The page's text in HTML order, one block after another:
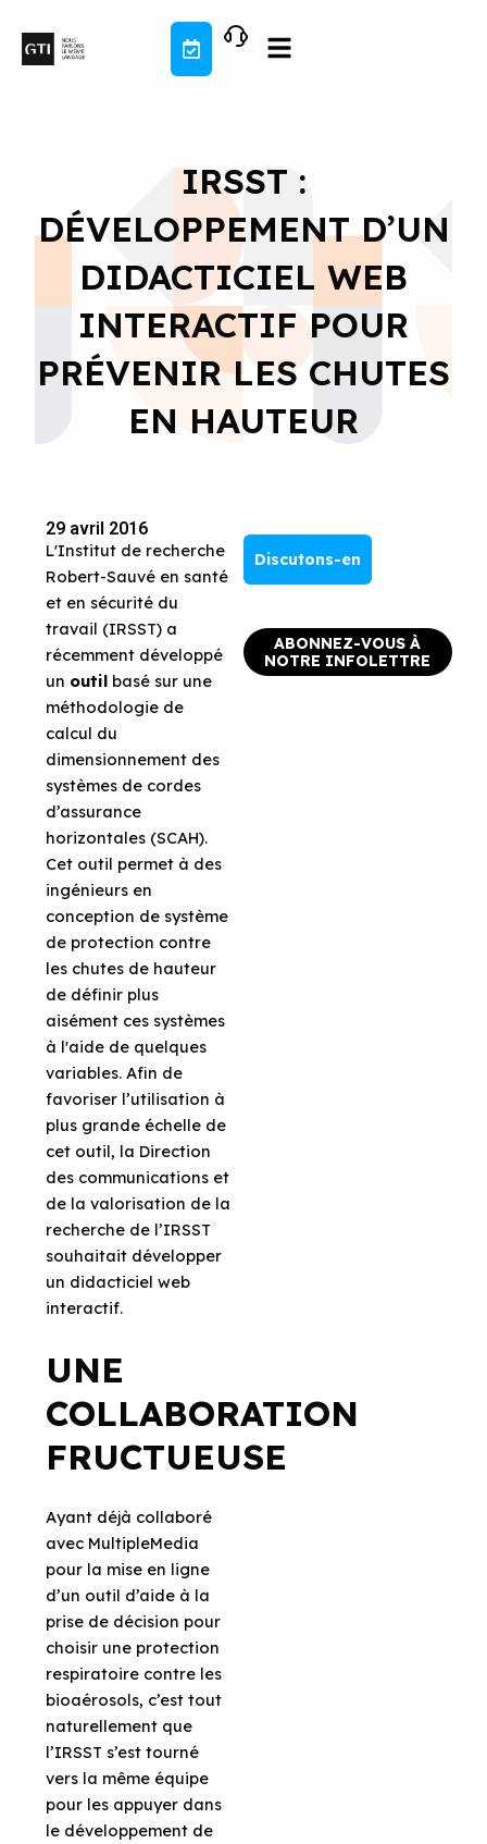
contenu
IRSST :
DÉVELOPPEMENT D’UN
DIDACTICIEL WEB
INTERACTIF POUR
PRÉVENIR LES CHUTES
EN HAUTEUR
29 avril 2016
L'Institut de recherche
Robert-Sauvé en santé
et en sécurité du
travail (IRSST) a
récemment développé
un outil basé sur une
méthodologie de
calcul du
dimensionnement des
systèmes de cordes
d’assurance
horizontales (SCAH).
Cet outil permet à des
ingénieurs en
conception de système
de protection contre
les chutes de hauteur
de définir plus
aisément ces systèmes
à l'aide de quelques
variables. Afin de
favoriser l’utilisation à
plus grande échelle de
cet outil, la Direction
des communications et
de la valorisation de la
recherche de l’IRSST
souhaitait développer
un didacticiel web
interactif.
UNE
COLLABORATION
FRUCTUEUSE
Ayant déjà collaboré
avec MultipleMedia
pour la mise en ligne
d’un outil d’aide à la
prise de décision pour
choisir une protection
respiratoire contre les
bioaérosols, c’est tout
naturellement que
l’IRSST s’est tourné
vers la même équipe
pour les appuyer dans
le développement de
Discutons-en
ABONNEZ-VOUS À
NOTRE INFOLETTRE